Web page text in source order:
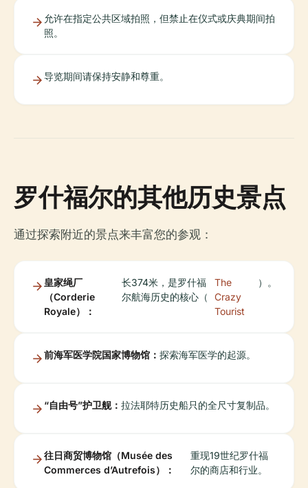
允许在指定公共区域拍照，但禁止在仪式或庆典期间拍
照。
导览期间请保持安静和尊重。
罗什福尔的其他历史景点
通过探索附近的景点来丰富您的参观：
皇家绳厂
（Corderie
Royale）：
长374米，是罗什福
尔航海历史的核心（
The
Crazy
Tourist
）。
前海军医学院国家博物馆： 探索海军医学的起源。
“自由号”护卫舰： 拉法耶特历史船只的全尺寸复制品。
往日商贸博物馆（Musée des
Commerces d’Autrefois）：
重现19世纪罗什福
尔的商店和行业。